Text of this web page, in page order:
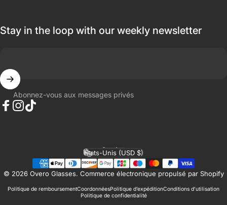
Stay in the loop with our weekly newsletter
Abonnez-vous aux messages privés
© 2026 Overo Glasses. Commerce électronique propulsé par Shopify
Politique de remboursementCoordonnéesPolitique d’expéditionConditions d’utilisation
Politique de confidentialité
Langue
Pays/région
États-Unis (USD $)